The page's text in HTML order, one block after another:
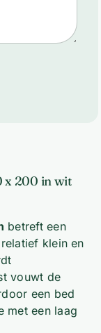
x 200 in wit
betreft een
klein en
vouwt de
een bed
met een laag